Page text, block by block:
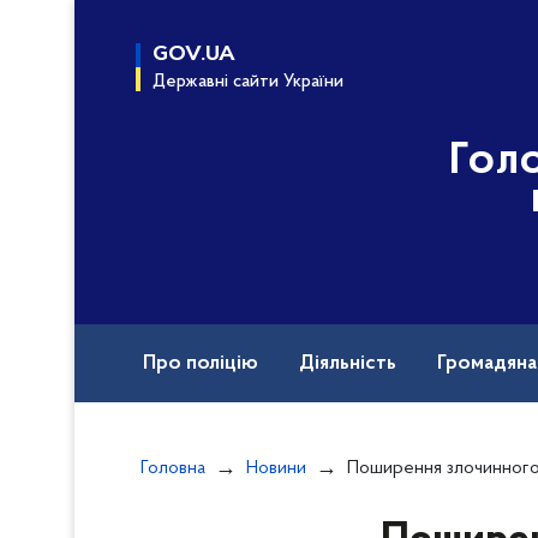
GOV.UA
Державні сайти України
Про поліцію Діяльність
Головна Новини Поширення злочинного впливу під контролем «вора в